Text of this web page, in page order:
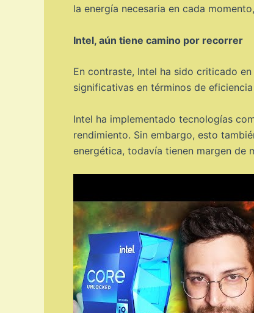
la energía necesaria en cada
Intel, aún tiene camino por recorrer
En contraste, Intel ha sido criticado
significativas en términos de
Intel ha implementado tecnologías
rendimiento. Sin embargo, esto
energética, todavía tienen margen de